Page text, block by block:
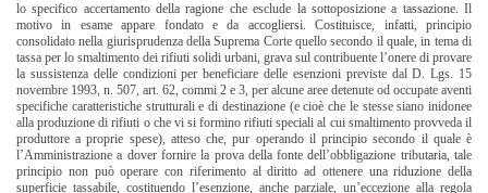
lo specifico accertamento della ragione che esclude la sottoposizione a tassazione. Il
motivo in esame appare fondato e da accogliersi. Costituisce, infatti, principio
consolidato nella giurisprudenza della Suprema Corte quello secondo il quale, in tema di
tassa per lo smaltimento dei rifiuti solidi urbani, grava sul contribuente l’onere di provare
la sussistenza delle condizioni per beneficiare delle esenzioni previste dal D. Lgs. 15
novembre 1993, n. 507, art. 62, commi 2 e 3, per alcune aree detenute od occupate aventi
specifiche caratteristiche strutturali e di destinazione (e cioè che le stesse siano inidonee
alla produzione di rifiuti o che vi si formino rifiuti speciali al cui smaltimento provveda il
produttore a proprie spese), atteso che, pur operando il principio secondo il quale è
l’Amministrazione a dover fornire la prova della fonte dell’obbligazione tributaria, tale
principio non può operare con riferimento al diritto ad ottenere una riduzione della
superficie tassabile, costituendo l’esenzione, anche parziale, un’eccezione alla regola